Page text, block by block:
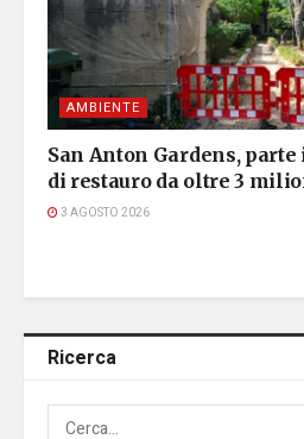
AMBIENTE
San Anton Gardens,
di restauro da oltre 3
3 AGOSTO 2026
Ricerca